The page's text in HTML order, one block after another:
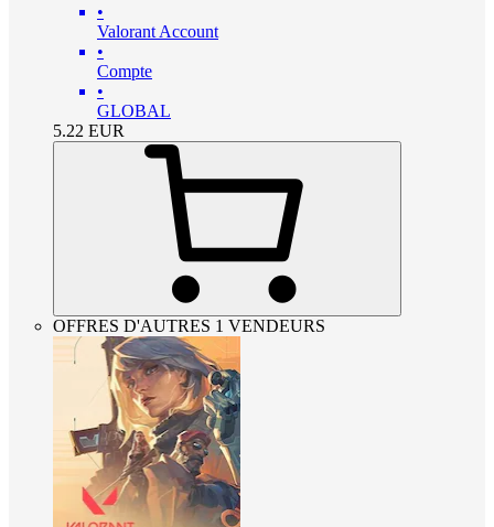
•
Valorant Account
•
Compte
•
GLOBAL
5.22 EUR
OFFRES D'AUTRES 1 VENDEURS